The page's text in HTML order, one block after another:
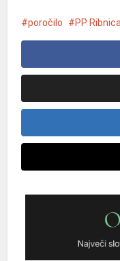
poročilo PP Ribnica